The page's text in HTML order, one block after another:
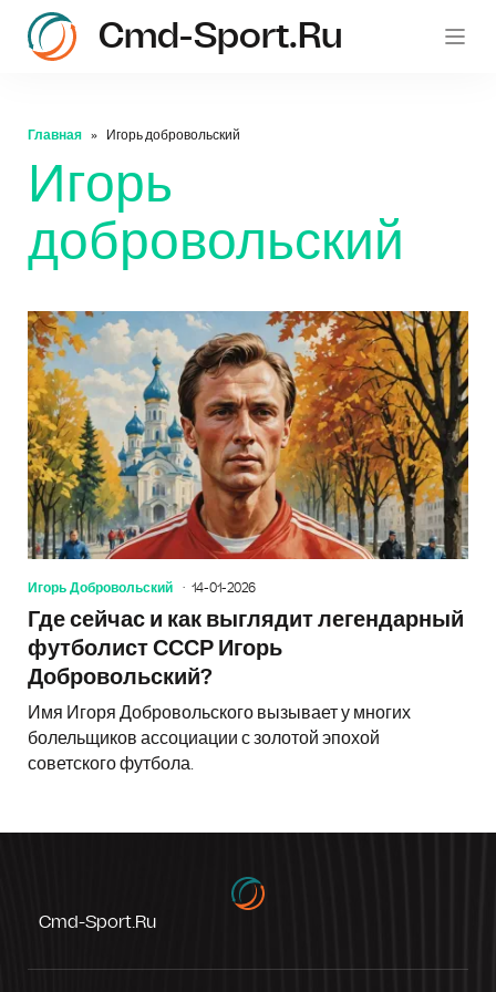
Cmd-Sport.ru
Главная Игорь добровольский
Игорь
добровольский
Игорь Добровольский 14-01-2026
Где сейчас и как выглядит легендарный
футболист СССР Игорь
Добровольский?
Имя Игоря Добровольского вызывает у многих
болельщиков ассоциации с золотой эпохой
советского футбола.
Cmd-Sport.ru